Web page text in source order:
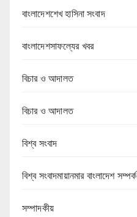
বাংলাদেশশেখ হাসিনা সংবাদ
বাংলাদেশসাফল্যের খবর
বিচার ও আদালত
বিচার ও আদালত
বিশ্ব সংবাদ
বিশ্ব সংবাদমায়ানমার বাংলাদেশ সম্পর্ক
সম্পাদকীয়